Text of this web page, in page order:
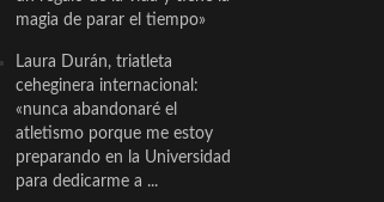
magia de parar el tiempo»
Laura Durán, triatleta
ceheginera internacional:
«nunca abandonaré el
atletismo porque me estoy
preparando en la Universidad
para dedicarme a ...